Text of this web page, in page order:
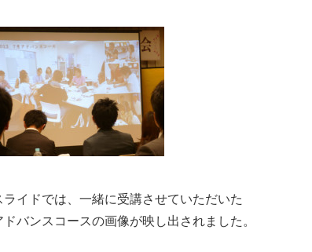
ライドでは、一緒に受講させていただいた
ドバンスコースの画像が映し出されました。